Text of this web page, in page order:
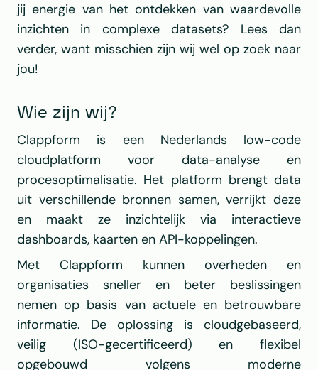
jij energie van het ontdekken van waardevolle
inzichten in complexe datasets? Lees dan
verder, want misschien zijn wij wel op zoek naar
jou!
Wie zijn wij?
Clappform is een Nederlands low-code
cloudplatform voor data-analyse en
procesoptimalisatie. Het platform brengt data
uit verschillende bronnen samen, verrijkt deze
en maakt ze inzichtelijk via interactieve
dashboards, kaarten en API-koppelingen.
Met Clappform kunnen overheden en
organisaties sneller en beter beslissingen
nemen op basis van actuele en betrouwbare
informatie. De oplossing is cloudgebaseerd,
veilig (ISO-gecertificeerd) en flexibel
opgebouwd volgens moderne